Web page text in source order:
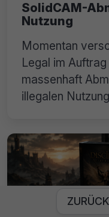
SolidCAM-
Nutzung
Momentan
Legal im
massenhaft
illegalen
ZURÜCK